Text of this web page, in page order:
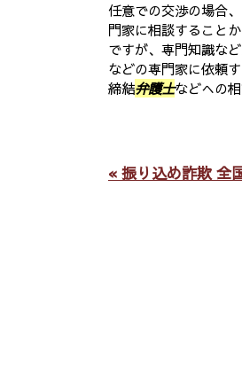
任意での交渉の場合
門家に相談すること
ですが、専門知識な
などの専門家に依頼
締結弁護士などへの
« 振り込め詐欺 全